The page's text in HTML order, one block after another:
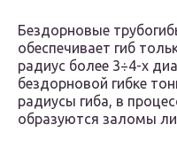
Бездорновые
обеспечивает гиб
радиус более 3÷4-х
бездорновой гибке
радиусы гиба, в
образуются заломы